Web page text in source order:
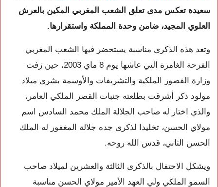
سعيدة تعكس مدى تعلق الشعب المغربي المكين بالعرش
العلوي المجيد، ضامن وحدة المملكة واستقرارها.
وتعد هذه الذكرى مناسبة يستحضر فيها الشعب المغربي
الفرحة الغامرة التي عاشها يوم 8 ماي 2003، حين زفت
وزارة القصور الملكية والتشريفات والأوسمة بشرى ميلاد
مولود ذكر أشرقت بطلعته جنبات القصر الملكي العامر،
والذي اختار له صاحب الجلالة الملك محمد السادس اسم
مولاي الحسن، تخليدا لذكرى جده جلالة المغفور له الملك
الحسن الثاني، قدس الله روحه.
ويشكل الاحتفال بالذكرى الثالثة والعشرين لميلاد صاحب
السمو الملكي ولي العهد الأمير مولاي الحسن مناسبة